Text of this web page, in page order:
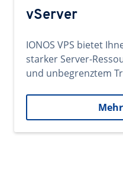
vServer
IONOS VPS bietet
starker Server-
und unbegrenztem